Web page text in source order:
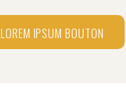
LOREM IPSUM BOUTON